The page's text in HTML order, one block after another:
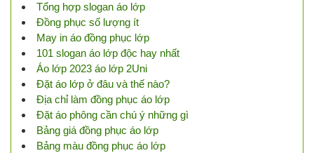
Tổng hợp slogan áo lớp
Đồng phục số lượng ít
May in áo đồng phục lớp
101 slogan áo lớp độc hay nhất
Áo lớp 2023 áo lớp 2Uni
Đặt áo lớp ở đâu và thế nào?
Địa chỉ làm đồng phục áo lớp
Đặt áo phông cần chú ý những gì
Bảng giá đồng phục áo lớp
Bảng màu đồng phục áo lớp